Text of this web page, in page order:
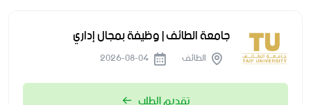
جامعة الطائف | وظيفة بمجال إداري
الطائف